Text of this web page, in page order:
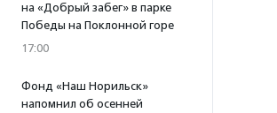
на «Добрый забег» в парке
Победы на Поклонной горе
17:00
Фонд «Наш Норильск»
напомнил об осенней